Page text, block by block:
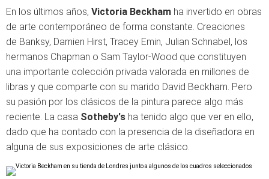
En los últimos años, Victoria Beckham ha invertido en obras
de arte contemporáneo de forma constante. Creaciones
de Banksy, Damien Hirst, Tracey Emin, Julian Schnabel, los
hermanos Chapman o Sam Taylor-Wood que constituyen
una importante colección privada valorada en millones de
libras y que comparte con su marido David Beckham. Pero
su pasión por los clásicos de la pintura parece algo más
reciente. La casa Sotheby's ha tenido algo que ver en ello,
dado que ha contado con la presencia de la diseñadora en
alguna de sus exposiciones de arte clásico.